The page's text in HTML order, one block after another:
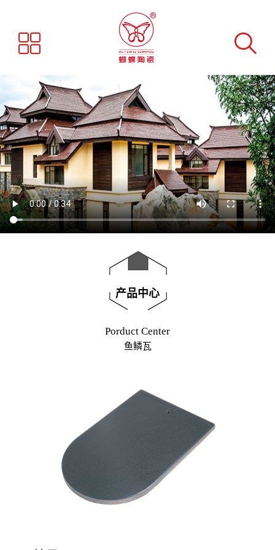
产品中心
Porduct Center
鱼鳞瓦